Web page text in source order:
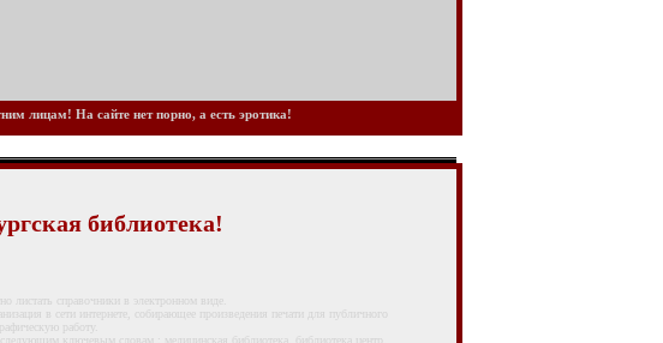
лицам! На сайте нет порно, а есть эротика!
библиотека!
справочники в электронном виде.
в сети интернете, собирающее произведения печати для публичного
работу.
ключевым словам : медицинская библиотека, библиотека центр,